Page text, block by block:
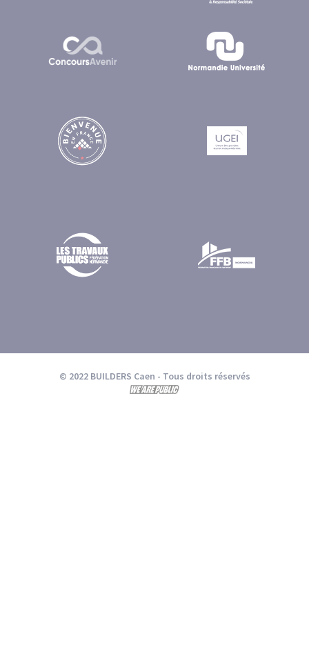
© 2022 BUILDERS Caen - Tous droits réservés